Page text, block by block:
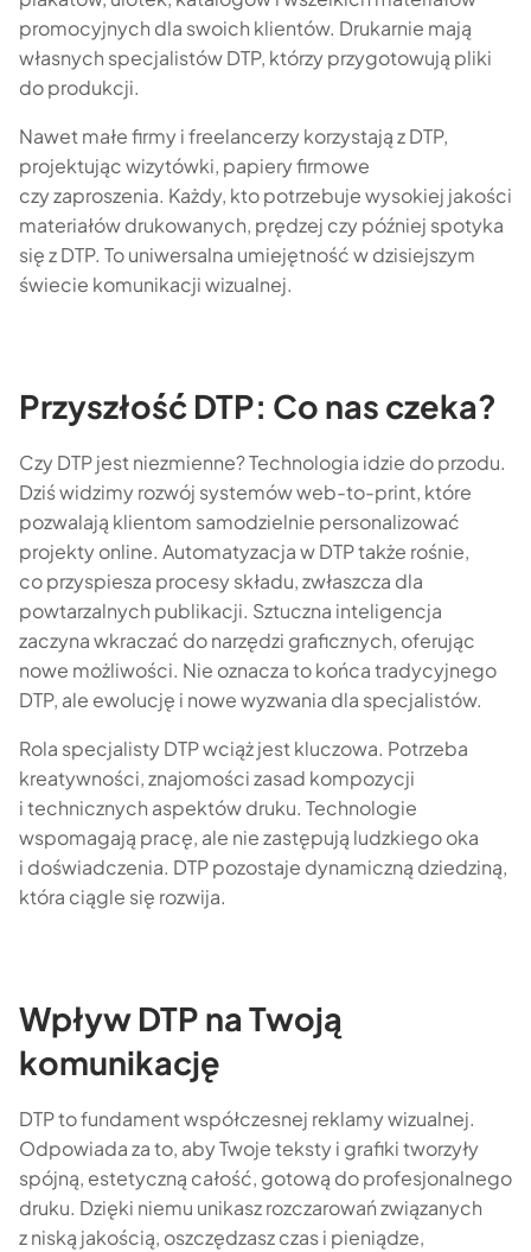
promocyjnych dla swoich klientów. Drukarnie mają
własnych specjalistów DTP, którzy przygotowują pliki
do produkcji.
Nawet małe firmy i freelancerzy korzystają z DTP,
projektując wizytówki, papiery firmowe
czy zaproszenia. Każdy, kto potrzebuje wysokiej jakości
materiałów drukowanych, prędzej czy później spotyka
się z DTP. To uniwersalna umiejętność w dzisiejszym
świecie komunikacji wizualnej.
Przyszłość DTP: Co nas czeka?
Czy DTP jest niezmienne? Technologia idzie do przodu.
Dziś widzimy rozwój systemów web-to-print, które
pozwalają klientom samodzielnie personalizować
projekty online. Automatyzacja w DTP także rośnie,
co przyspiesza procesy składu, zwłaszcza dla
powtarzalnych publikacji. Sztuczna inteligencja
zaczyna wkraczać do narzędzi graficznych, oferując
nowe możliwości. Nie oznacza to końca tradycyjnego
DTP, ale ewolucję i nowe wyzwania dla specjalistów.
Rola specjalisty DTP wciąż jest kluczowa. Potrzeba
kreatywności, znajomości zasad kompozycji
i technicznych aspektów druku. Technologie
wspomagają pracę, ale nie zastępują ludzkiego oka
i doświadczenia. DTP pozostaje dynamiczną dziedziną,
która ciągle się rozwija.
Wpływ DTP na Twoją
komunikację
DTP to fundament współczesnej reklamy wizualnej.
Odpowiada za to, aby Twoje teksty i grafiki tworzyły
spójną, estetyczną całość, gotową do profesjonalnego
druku. Dzięki niemu unikasz rozczarowań związanych
z niską jakością, oszczędzasz czas i pieniądze,